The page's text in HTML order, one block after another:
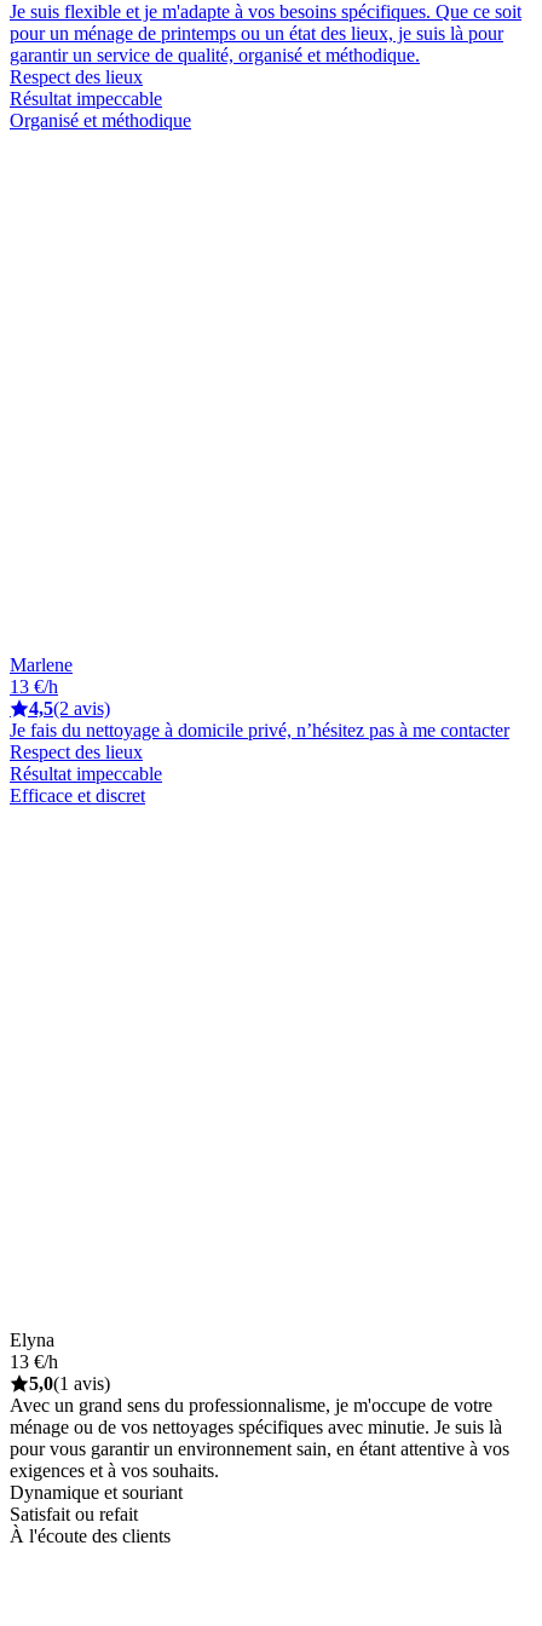
Je suis flexible et je m'adapte à vos besoins spécifiques. Que ce soit
pour un ménage de printemps ou un état des lieux, je suis là pour
garantir un service de qualité, organisé et méthodique.
Respect des lieux
Résultat impeccable
Organisé et méthodique
Marlene
13 €/h
4,5(2 avis)
Je fais du nettoyage à domicile privé, n’hésitez pas à me contacter
Respect des lieux
Résultat impeccable
Efficace et discret
Elyna
13 €/h
5,0(1 avis)
Avec un grand sens du professionnalisme, je m'occupe de votre
ménage ou de vos nettoyages spécifiques avec minutie. Je suis là
pour vous garantir un environnement sain, en étant attentive à vos
exigences et à vos souhaits.
Dynamique et souriant
Satisfait ou refait
À l'écoute des clients